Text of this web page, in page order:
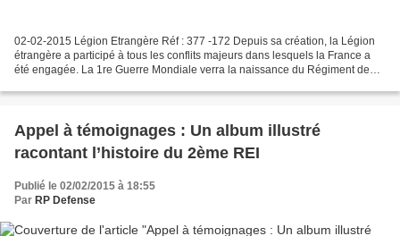
02-02-2015 Légion Etrangère Réf : 377 -172 Depuis sa création, la Légion
étrangère a participé à tous les conflits majeurs dans lesquels la France a
été engagée. La 1re Guerre Mondiale verra la naissance du Régiment de
Appel à témoignages : Un album illustré
racontant l’histoire du 2ème REI
Publié le 02/02/2015 à 18:55
Par RP Defense